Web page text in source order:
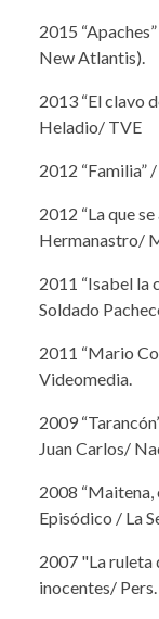
2015
New Atlantis).
2013 “El clavo
Heladio/ TVE
2012 “Familia”
2012 “La que
Hermanastro/
2011 “Isabel la
Soldado
2011 “Mario
Videomedia.
2009
Juan Carlos/
2008 “Maitena,
Episódico / La
2007 "La ruleta
inocentes/